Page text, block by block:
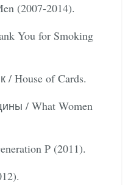
(2007-2014).
You for Smoking
House of Cards.
/ What Women
P (2011).